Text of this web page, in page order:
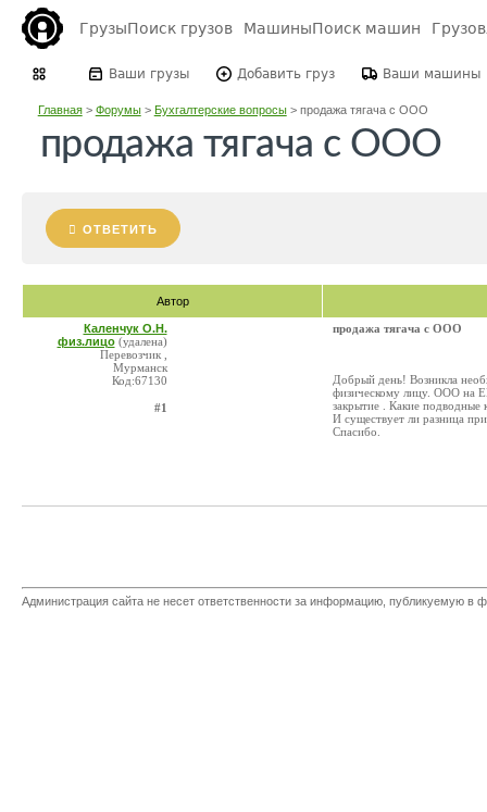
ГрузыПоиск грузов МашиныПоиск машин
Ваши грузы Добавить груз Ваши машины
Главная> Форумы> Бухгалтерские вопросы> продажа тягача с ООО
продажа тягача с ООО
ОТВЕТИТЬ
Автор
Каленчук О.Н.
физ.лицо (удалена)
Перевозчик ,
Мурманск
Код:67130
#1
продажа тягача с ООО
Добрый день! Возникла
физическому лицу. ООО на
закрытие . Какие
И существует ли разница
Спасибо.
Администрация сайта не несет ответственности за информацию, публикуемую